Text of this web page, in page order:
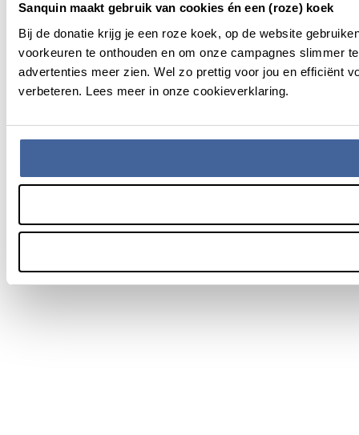
Sanquin maakt gebruik van cookies én een (roze) koek
Bij de donatie krijg je een roze koek, op de website
voorkeuren te onthouden en om onze campagnes slimmer
advertenties meer zien. Wel zo prettig voor jou en efficiënt
verbeteren. Lees meer in onze cookieverklaring.